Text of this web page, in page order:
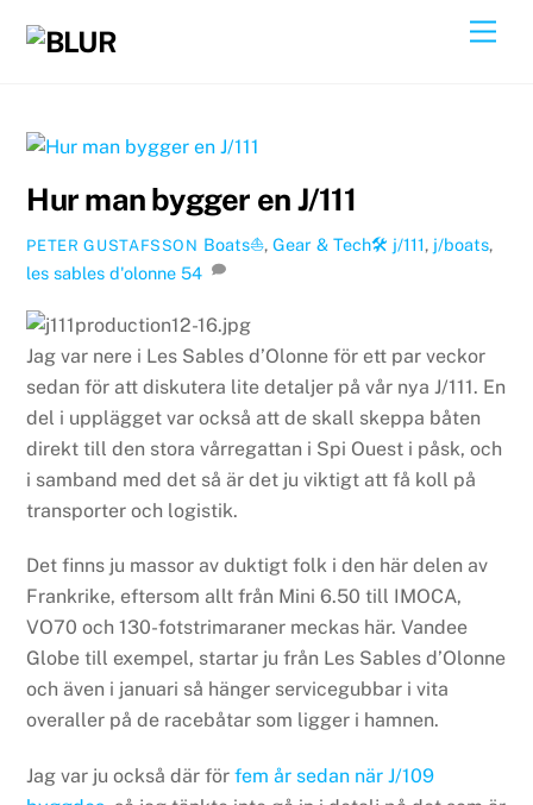
Hur man bygger en J/111
PETER GUSTAFSSON Boats⛵️, Gear & Tech🛠 j/111, j/boats,
les sables d'olonne 54
Jag var nere i Les Sables d’Olonne för ett par veckor
sedan för att diskutera lite detaljer på vår nya J/111. En
del i upplägget var också att de skall skeppa båten
direkt till den stora vårregattan i Spi Ouest i påsk, och
i samband med det så är det ju viktigt att få koll på
transporter och logistik.
Det finns ju massor av duktigt folk i den här delen av
Frankrike, eftersom allt från Mini 6.50 till IMOCA,
VO70 och 130-fotstrimaraner meckas här. Vandee
Globe till exempel, startar ju från Les Sables d’Olonne
och även i januari så hänger servicegubbar i vita
overaller på de racebåtar som ligger i hamnen.
Jag var ju också där förfem år sedan när J/109